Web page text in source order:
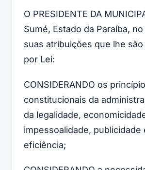
O PRESIDENTE DA
Sumé, Estado da Paraíba,
suas atribuições que lhe
por Lei:
CONSIDERANDO os
constitucionais da
da legalidade,
impessoalidade, publicidade
eficiência;